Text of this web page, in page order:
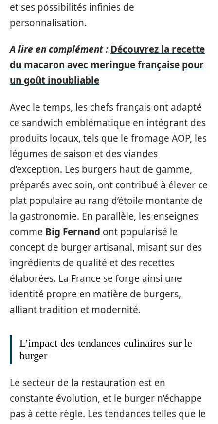
et ses possibilités infinies de
personnalisation.
A lire en complément : Découvrez la recette
du macaron avec meringue française pour
un goût inoubliable
Avec le temps, les chefs français ont adapté
ce sandwich emblématique en intégrant des
produits locaux, tels que le fromage AOP, les
légumes de saison et des viandes
d’exception. Les burgers haut de gamme,
préparés avec soin, ont contribué à élever ce
plat populaire au rang d’étoile montante de
la gastronomie. En parallèle, les enseignes
comme Big Fernand ont popularisé le
concept de burger artisanal, misant sur des
ingrédients de qualité et des recettes
élaborées. La France se forge ainsi une
identité propre en matière de burgers,
alliant tradition et modernité.
L’impact des tendances culinaires sur le
burger
Le secteur de la restauration est en
constante évolution, et le burger n’échappe
pas à cette règle. Les tendances telles que le